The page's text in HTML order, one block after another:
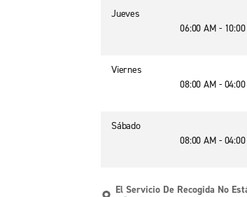
Jueves
06:00 AM -
Viernes
08:00 AM -
Sábado
08:00 AM -
El Servicio De Recogida No